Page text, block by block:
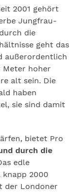
2001 gehört
Jungfrau-
die
geht das
außerordentlich
Meter hoher
alt sein. Die
haben
sie sind damit
bietet Pro
durch die
edle
2000
der Londoner